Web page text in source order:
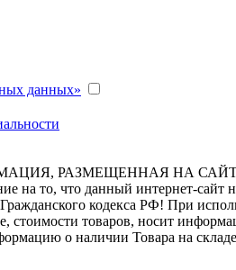
данных»
РАЗМЕЩЕННАЯ НА
на то, что данный интернет-
кодекса РФ! При
стоимости товаров, носит
о наличии Товара на